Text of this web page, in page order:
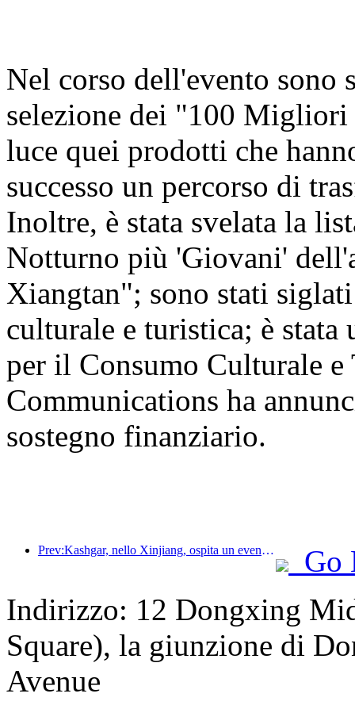
Nel corso dell'evento
selezione dei "100
luce quei prodotti che
successo un percorso di
Inoltre, è stata svelata la
Notturno più 'Giovani'
Xiangtan"; sono stati
culturale e turistica; è
per il Consumo Culturale
Communications ha
sostegno finanziario.
Prev:Kashgar, nello Xinjiang, ospita un evento di promozione turistica per favorire lo scambio interetnico.
Go
Indirizzo: 12 Dongxing
Square), la giunzione di
Avenue